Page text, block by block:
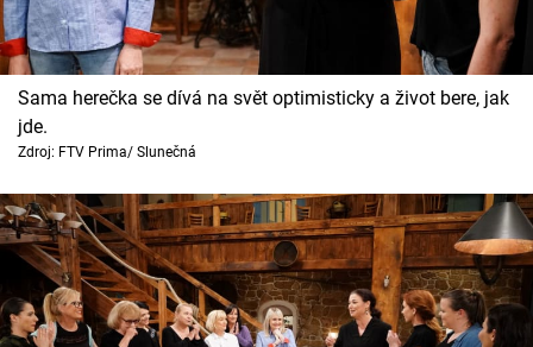
Sama herečka se dívá na svět optimisticky a život bere, jak
jde.
Zdroj: FTV Prima/ Slunečná